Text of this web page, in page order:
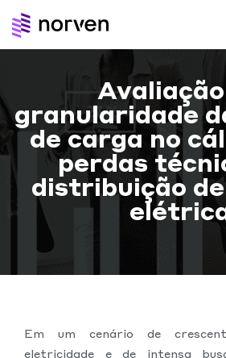
granularidade
de carga no
perdas
distribuição
Em um cenário de
eletricidade e de intensa